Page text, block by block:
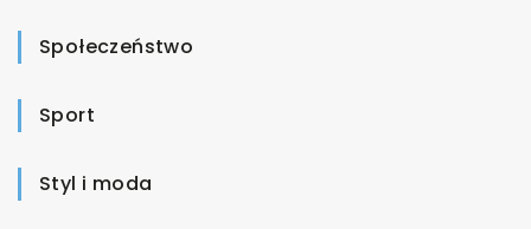
Społeczeństwo
Sport
Styl i moda